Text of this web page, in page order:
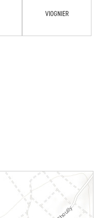
VIOGNIER